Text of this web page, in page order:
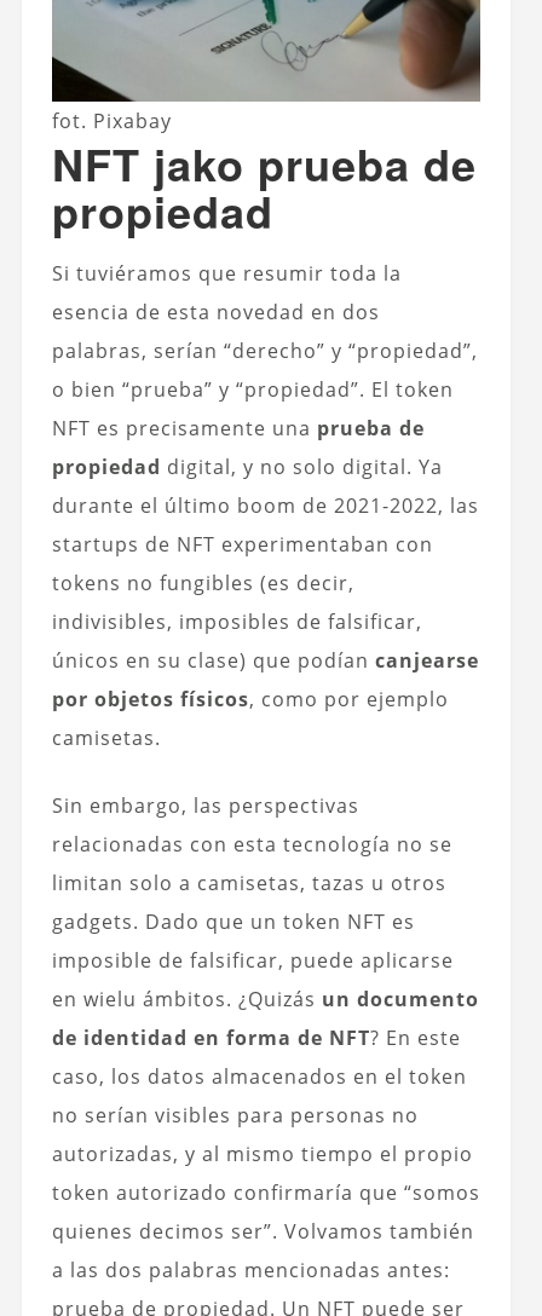
fot. Pixabay
NFT jako prueba de
propiedad
Si tuviéramos que resumir toda la
esencia de esta novedad en dos
palabras, serían “derecho” y “propiedad”,
o bien “prueba” y “propiedad”. El token
NFT es precisamente una prueba de
propiedad digital, y no solo digital. Ya
durante el último boom de 2021-2022, las
startups de NFT experimentaban con
tokens no fungibles (es decir,
indivisibles, imposibles de falsificar,
únicos en su clase) que podían canjearse
por objetos físicos, como por ejemplo
camisetas.
Sin embargo, las perspectivas
relacionadas con esta tecnología no se
limitan solo a camisetas, tazas u otros
gadgets. Dado que un token NFT es
imposible de falsificar, puede aplicarse
en wielu ámbitos. ¿Quizás un documento
de identidad en forma de NFT? En este
caso, los datos almacenados en el token
no serían visibles para personas no
autorizadas, y al mismo tiempo el propio
token autorizado confirmaría que “somos
quienes decimos ser”. Volvamos también
a las dos palabras mencionadas antes:
prueba de propiedad. Un NFT puede ser